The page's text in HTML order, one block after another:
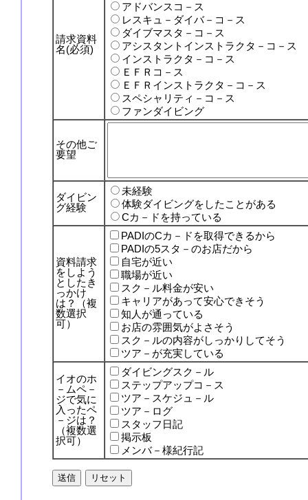
請求資料
名(必須)
アドバンスコ－ス
レスキュ－ダイバ－コ－ス
ダイブマスタ－コ－ス
アシスタントインストラクタ－コ－ス
インストラクタ－コ－ス
ＥＦＲコ－ス
ＥＦＲインストラクタ－コ－ス
スペシャリティ－コ－ス
ファンダイビング
その他ご
要望
ダイビン
グ経験
未経験
体験ダイビングをしたことがある
Cカ－ドを持っている
資料請求
をしよう
としたき
っかけ
は？（複
数選択
可）
PADIのCカ－ドを取得できるから
PADIの5スタ－のお店だから
自宅が近い
職場が近い
スク－ル料金が安い
キャリアがあって安心できそう
知人が通っている
お店の雰囲気がよさそう
スク－ルの内容がしっかりしてそう
ツア－が充実している
イオのホ
－ムペ－
ジで気に
入ったペ
－ジは？
（複数選
択可）
ダイビングスク－ル
ステップアップコ－ス
ツア－スケジュ－ル
ツア－ログ
スタッフ日記
掲示板
メンバ－様紀行記